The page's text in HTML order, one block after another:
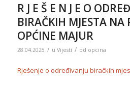
R J E Š E N J E O
BIRAČKIH MJESTA NA
OPĆINE MAJUR
28.04.2025 / u Vijesti / od opcina
Rješenje o određivanju biračkih